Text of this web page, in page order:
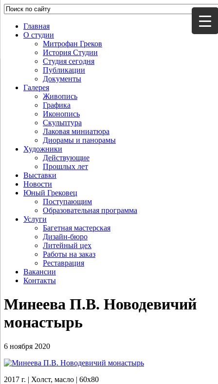
Главная
О студии
Митрофан Греков
История Студии
Студия сегодня
Публикации
Документы
Галерея
Живопись
Графика
Иконопись
Скульптура
Лаковая миниатюра
Диорамы и панорамы
Художники
Действующие
Прошлых лет
Выставки
Новости
Юный Грековец
Поступающим
Образовательная программа
Услуги
Багетная мастерская
Дизайн-бюро
Литейный цех
Работы на заказ
Реставрация
Вакансии
Контакты
Минеева П.В. Новодевичий
монастырь
6 ноября 2020
2017 г. | Холст, масло | 60х80